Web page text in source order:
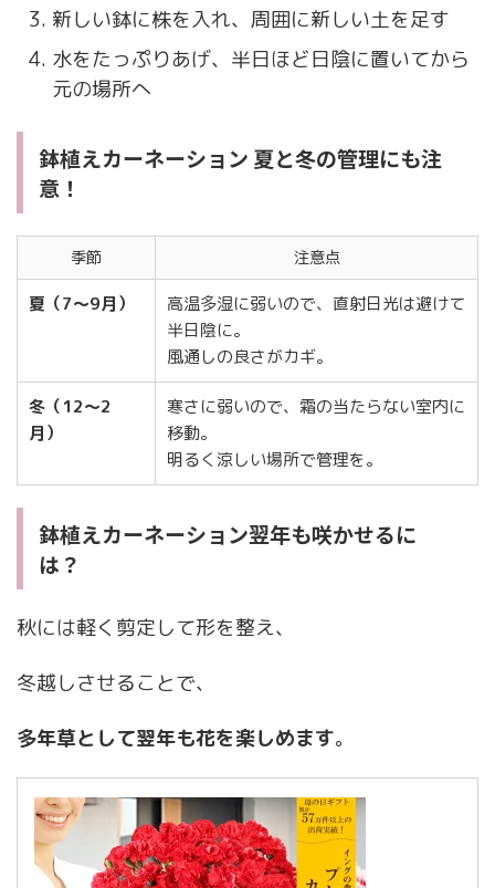
新しい鉢に株を入れ、周囲に新しい土を足す
水をたっぷりあげ、半日ほど日陰に置いてから
元の場所へ
鉢植えカーネーション 夏と冬の管理にも注
意！
季節 注意点
夏（7〜9月）
高温多湿に弱いので、直射日光は避けて
半日陰に。
風通しの良さがカギ。
冬（12〜2
月）
寒さに弱いので、霜の当たらない室内に
移動。
明るく涼しい場所で管理を。
鉢植えカーネーション翌年も咲かせるに
は？
秋には軽く剪定して形を整え、
冬越しさせることで、
多年草として翌年も花を楽しめます。